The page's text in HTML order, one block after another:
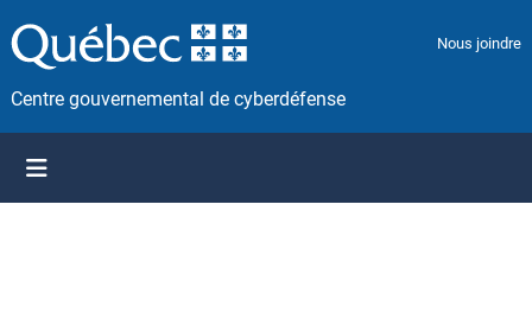
a
s
Nous joindre
Centre gouvernemental de cyberdéfense